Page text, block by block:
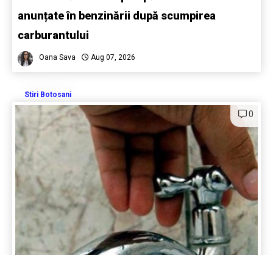
anunțate în benzinării după scumpirea
carburantului
Oana Sava Aug 07, 2026
Stiri Botosani
0